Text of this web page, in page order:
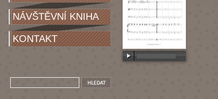
NÁVŠTĚVNÍ KNIHA
KONTAKT